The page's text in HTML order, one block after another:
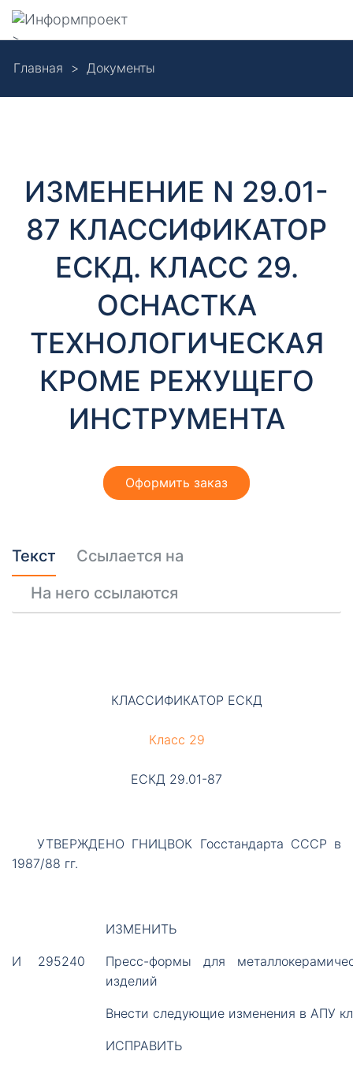
main
Навигация
>
Главная Документы
Д
кИЗМЕНЕНИЕ N 29.01-
87 КЛАССИФИКАТОР
ЕСКД. КЛАСС 29.
ОСНАСТКА
ТЕХНОЛОГИЧЕСКАЯ
КРОМЕ РЕЖУЩЕГО
ИНСТРУМЕНТА
Оформить заказ
Текст
Ссылается на
На него ссылаются
КЛАССИФИКАТОР ЕСКД
Класс 29
ЕСКД 29.01-87
УТВЕРЖДЕНО ГНИЦВОК Госстандарта СССР в
1987/88 гг.
ИЗМЕНИТЬ
И 295240
Пресс-формы для
изделий
Внести следующие изменения в АПУ
ИСПРАВИТЬ
Эти файлы cookie
необязательны.
Они необходимы
для
функционирования